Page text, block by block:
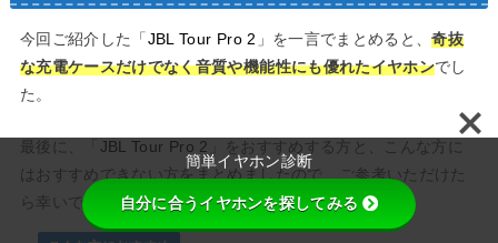
今回ご紹介した「JBL Tour Pro 2 」を一言でまとめると、奇抜
な充電ケースだけでなく音質や機能性にも優れたイヤホンでし
た。
最後に、「 JBL Tour Pro 2 」をおすすめする方と、こんな方に
はおすすめできない方をまとめましたので、ご参考いただけた
ら幸いです。
簡単イヤホン診断
自分に合うイヤホンを探してみる